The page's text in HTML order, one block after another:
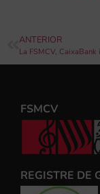
ANTERIOR
FSMCV
REGISTRE DE